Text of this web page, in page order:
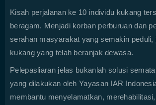
Kisah perjalanan ke 10 individu kukang
beragam. Menjadi korban perburuan dan
serahan masyarakat yang semakin peduli,
kukang yang telah beranjak dewasa.
Pelepasliaran jelas bukanlah solusi
yang dilakukan oleh Yayasan IAR
membantu menyelamatkan,